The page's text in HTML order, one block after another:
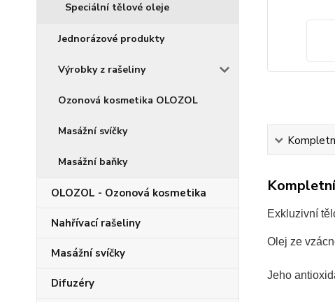
Speciální tělové oleje
Jednorázové produkty
Výrobky z rašeliny
Ozonová kosmetika OLOZOL
Masážní svíčky
Masážní baňky
OLOZOL - Ozonová kosmetika
Nahřívací rašeliny
Masážní svíčky
Difuzéry
Exkluzivní
Olej ze
Jeho